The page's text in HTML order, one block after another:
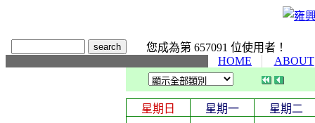
您成為第 657091 位使用者！
HOME
ABOUT
星期日 星期一 星期二